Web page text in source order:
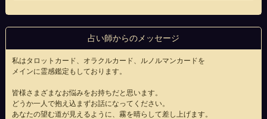
占い師からのメッセージ
私はタロットカード、オラクルカード、ルノルマンカードを
メインに霊感鑑定もしております。
皆様さまざまなお悩みをお持ちだと思います。
どうか一人で抱え込まずお話になってください。
あなたの望む道が見えるように、霧を晴らして差し上げます。